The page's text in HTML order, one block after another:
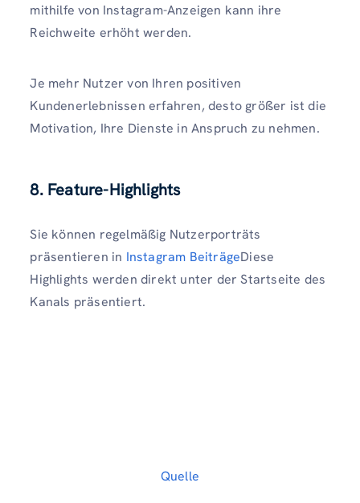
mithilfe von Instagram-Anzeigen kann ihre
Reichweite erhöht werden.
Je mehr Nutzer von Ihren positiven
Kundenerlebnissen erfahren, desto größer ist die
Motivation, Ihre Dienste in Anspruch zu nehmen.
8. Feature-Highlights
Sie können regelmäßig Nutzerporträts
präsentieren in Instagram BeiträgeDiese
Highlights werden direkt unter der Startseite des
Kanals präsentiert.
Quelle